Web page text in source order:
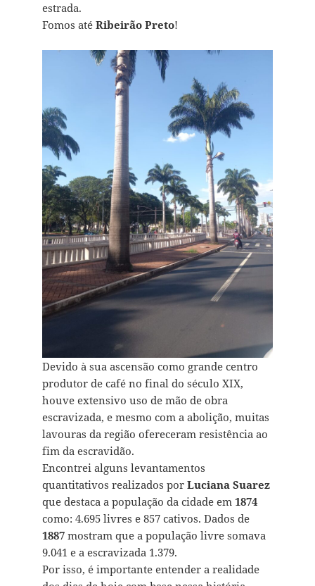
estrada.
Fomos até Ribeirão Preto!
Devido à sua ascensão como grande centro
produtor de café no final do século XIX,
houve extensivo uso de mão de obra
escravizada, e mesmo com a abolição, muitas
lavouras da região ofereceram resistência ao
fim da escravidão.
Encontrei alguns levantamentos
quantitativos realizados por Luciana Suarez
que destaca a população da cidade em 1874
como: 4.695 livres e 857 cativos. Dados de
1887mostram que a população livre somava
9.041 e a escravizada 1.379.
Por isso, é importante entender a realidade